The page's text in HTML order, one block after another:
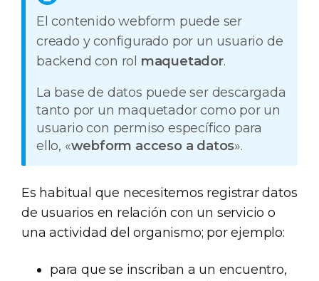
El contenido webform puede ser
creado y configurado por un usuario de
backend con rol maquetador.
La base de datos puede ser descargada
tanto por un maquetador como por un
usuario con permiso específico para
ello, «webform acceso a datos».
Es habitual que necesitemos registrar datos
de usuarios en relación con un servicio o
una actividad del organismo; por ejemplo:
para que se inscriban a un encuentro,